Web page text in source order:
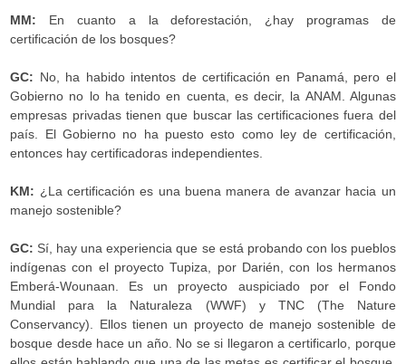
MM: En cuanto a la deforestación, ¿hay programas de
certificación de los bosques?
GC: No, ha habido intentos de certificación en Panamá, pero el
Gobierno no lo ha tenido en cuenta, es decir, la ANAM. Algunas
empresas privadas tienen que buscar las certificaciones fuera del
país. El Gobierno no ha puesto esto como ley de certificación,
entonces hay certificadoras independientes.
KM: ¿La certificación es una buena manera de avanzar hacia un
manejo sostenible?
GC: Sí, hay una experiencia que se está probando con los pueblos
indígenas con el proyecto Tupiza, por Darién, con los hermanos
Emberá-Wounaan. Es un proyecto auspiciado por el Fondo
Mundial para la Naturaleza (WWF) y TNC (The Nature
Conservancy). Ellos tienen un proyecto de manejo sostenible de
bosque desde hace un año. No se si llegaron a certificarlo, porque